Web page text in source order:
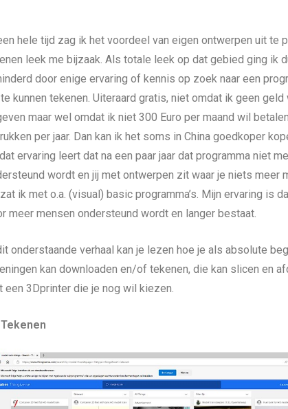
hele tijd zag ik het voordeel van eigen ontwerpen uit te
leek me bijzaak. Als totale leek op dat gebied ging ik
door enige ervaring of kennis op zoek naar een
kunnen tekenen. Uiteraard gratis, niet omdat ik geen geld
maar wel omdat ik niet 300 Euro per maand wil
per jaar. Dan kan ik het soms in China goedkoper
ervaring leert dat na een paar jaar dat programma niet
wordt en jij met ontwerpen zit waar je niets meer
ik met o.a. (visual) basic programma’s. Mijn ervaring is
meer mensen ondersteund wordt en langer bestaat.
onderstaande verhaal kan je lezen hoe je als absolute
kan downloaden en/of tekenen, die kan slicen en
een 3Dprinter die je nog wil kiezen.